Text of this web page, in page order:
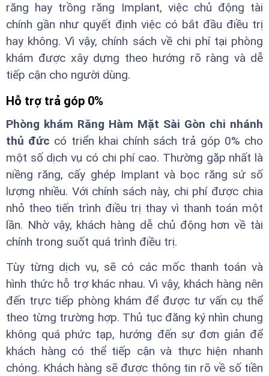
răng hay trồng răng Implant, việc chủ động tài
chính gần như quyết định việc có bắt đầu điều trị
hay không. Vì vậy, chính sách về chi phí tại phòng
khám được xây dựng theo hướng rõ ràng và dễ
tiếp cận cho người dùng.
Hỗ trợ trả góp 0%
Phòng khám Răng Hàm Mặt Sài Gòn chi nhánh
thủ đức có triển khai chính sách trả góp 0% cho
một số dịch vụ có chi phí cao. Thường gặp nhất là
niềng răng, cấy ghép Implant và bọc răng sứ số
lượng nhiều. Với chính sách này, chi phí được chia
nhỏ theo tiến trình điều trị thay vì thanh toán một
lần. Nhờ vậy, khách hàng dễ chủ động hơn về tài
chính trong suốt quá trình điều trị.
Tùy từng dịch vụ, sẽ có các mốc thanh toán và
hình thức hỗ trợ khác nhau. Vì vậy, khách hàng nên
đến trực tiếp phòng khám để được tư vấn cụ thể
theo từng trường hợp. Thủ tục đăng ký nhìn chung
không quá phức tạp, hướng đến sự đơn giản để
khách hàng có thể tiếp cận và thực hiện nhanh
chóng. Khách hàng sẽ được thông tin rõ về số tiền